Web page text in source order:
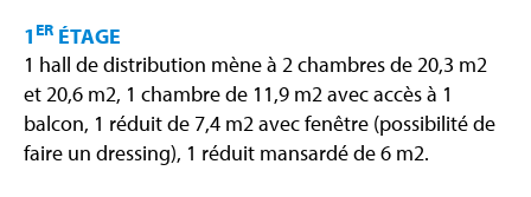
1 ER ÉTAGE
1 hall de distribution mène à 2 chambres de 20,3 m2
et 20,6 m2, 1 chambre de 11,9 m2 avec accès à 1
balcon, 1 réduit de 7,4 m2 avec fenêtre (possibilité de
faire un dressing), 1 réduit mansardé de 6 m2.